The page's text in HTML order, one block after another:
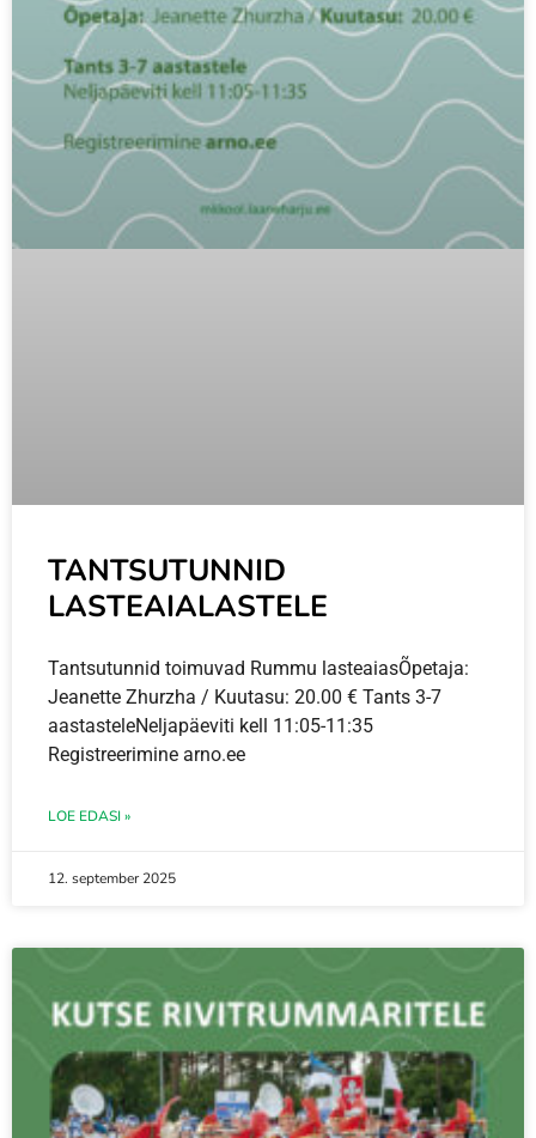
TANTSUTUNNID
LASTEAIALASTELE
Tantsutunnid toimuvad Rummu lasteaiasÕpetaja:
Jeanette Zhurzha / Kuutasu: 20.00 € Tants 3-7
aastasteleNeljapäeviti kell 11:05-11:35
Registreerimine arno.ee
LOE EDASI »
12. september 2025